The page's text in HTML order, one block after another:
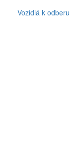
Vozidlá k odberu